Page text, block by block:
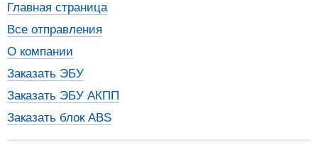
Главная страница
Все отправления
О компании
Заказать ЭБУ
Заказать ЭБУ АКПП
Заказать блок ABS